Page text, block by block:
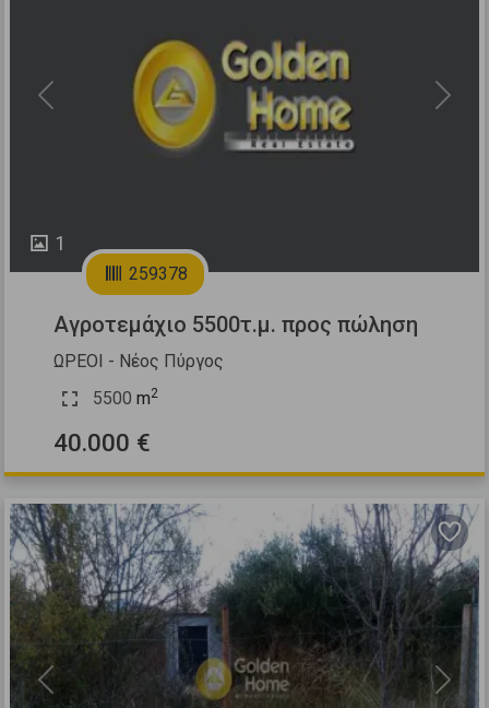
1
Previous Next
259378
Αγροτεμάχιο 5500τ.μ. προς πώληση
ΩΡΕΟΙ - Νέος Πύργος
5500 m2
40.000 €
Previous Next